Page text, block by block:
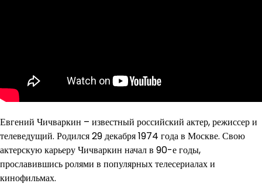
Евгений Чичваркин – известный российский актер, режиссер и
телеведущий. Родился 29 декабря 1974 года в Москве. Свою
актерскую карьеру Чичваркин начал в 90-е годы,
прославившись ролями в популярных телесериалах и
кинофильмах.